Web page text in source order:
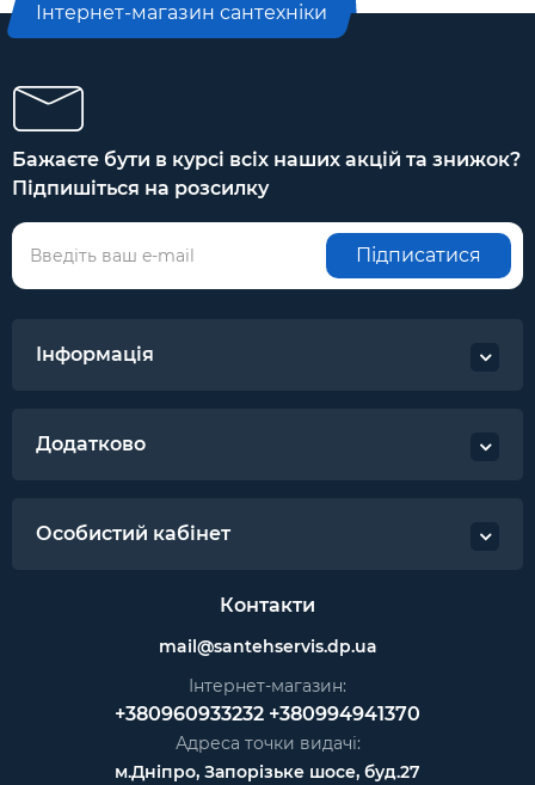
Інтернет-магазин сантехніки
Бажаєте бути в курсі всіх наших акцій та знижок?
Підпишіться на розсилку
Підписатися
Інформація
Додатково
Особистий кабінет
Контакти
mail@santehservis.dp.ua
Інтернет-магазин:
+380960933232 +380994941370
Адреса точки видачі:
м.Дніпро, Запорізьке шосе, буд.27